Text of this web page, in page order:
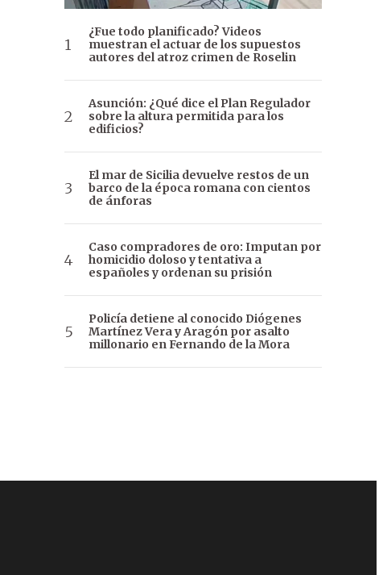
¿Fue todo planificado? Videos
muestran el actuar de los supuestos
autores del atroz crimen de Roselin
Asunción: ¿Qué dice el Plan Regulador
sobre la altura permitida para los
edificios?
El mar de Sicilia devuelve restos de un
barco de la época romana con cientos
de ánforas
Caso compradores de oro: Imputan por
homicidio doloso y tentativa a
españoles y ordenan su prisión
Policía detiene al conocido Diógenes
Martínez Vera y Aragón por asalto
millonario en Fernando de la Mora